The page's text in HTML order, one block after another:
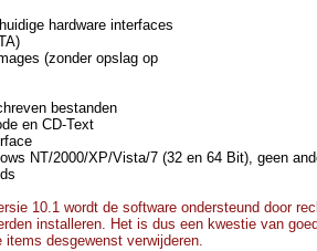
hardware interfaces
(zonder opslag op
bestanden
en CD-Text
NT/2000/XP/Vista/7 (32 en 64 Bit), geen
10.1 wordt de software ondersteund door
installeren. Het is dus een kwestie van
desgewenst verwijderen.